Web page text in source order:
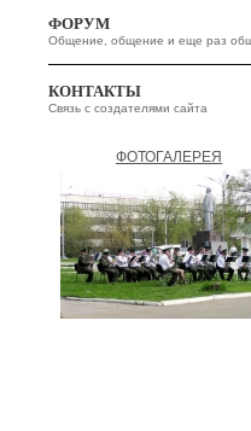
ФОРУМ
Общение, общение и еще раз
КОНТАКТЫ
Связь с создателями сайта
ФОТОГАЛЕРЕЯ